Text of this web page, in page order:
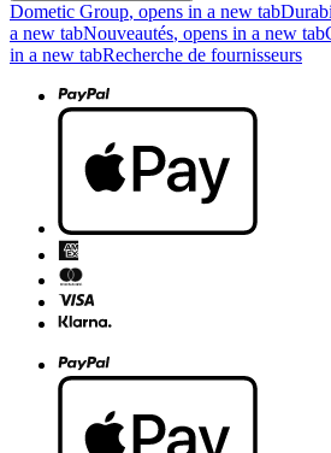
Dometic Group, opens in a new tab
a new tabNouveautés, opens in a new tab
in a new tabRecherche de fournisseurs